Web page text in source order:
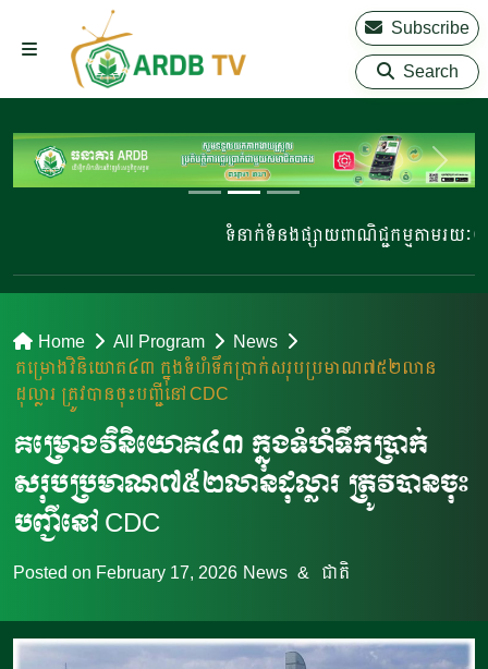
Subscribe
Search
ទំនាក់ទំនងផ្សាយពាណិជ្ជកម្មតាមរយៈ
Home All Program
News
គម្រោងវិនិយោគ៤៣ ក្នុងទំហំទឹកប្រាក់សរុបប្រមាណ៧៥២លាន
ដុល្លារ ត្រូវបានចុះបញ្ជីនៅ CDC
គម្រោងវិនិយោគ៤៣ ក្នុងទំហំទឹកប្រាក់
សរុបប្រមាណ៧៥២លានដុល្លារ ត្រូវបានចុះ
បញ្ជីនៅ CDC
Posted on February 17, 2026 News & ជាតិ